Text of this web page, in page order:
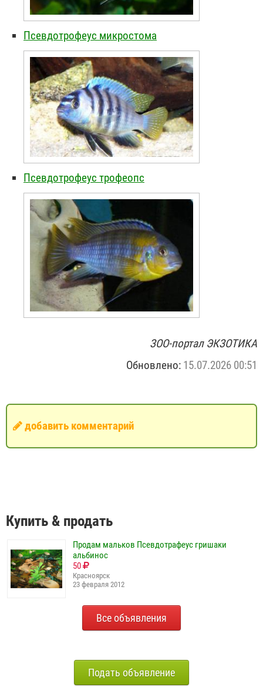
Псевдотрофеус микростома
Псевдотрофеус трофеопс
ЗОО-портал ЭКЗОТИКА
Обновлено: 15.07.2026 00:51
добавить комментарий
Купить & продать
Продам мальков Псевдотрафеус гришаки
альбинос
50
Красноярск
23 февраля 2012
Все объявления
Подать объявление